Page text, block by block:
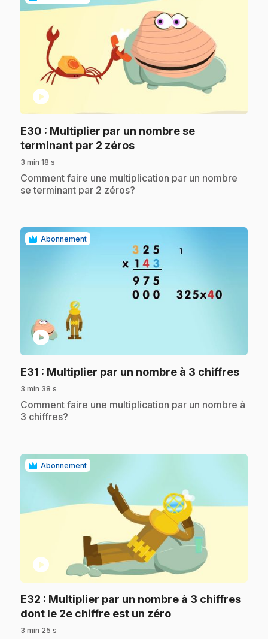
play_circle
E30 : Multiplier par un nombre se
terminant par 2 zéros.
3 min 18 s
.Comment faire une multiplication par un nombre
se terminant par 2 zéros?
Abonnement
play_circle
E31 : Multiplier par un nombre à 3 chiffres.
3 min 38 s
.Comment faire une multiplication par un nombre à
3 chiffres?
Abonnement
play_circle
E32 : Multiplier par un nombre à 3 chiffres
dont le 2e chiffre est un zéro.
3 min 25 s